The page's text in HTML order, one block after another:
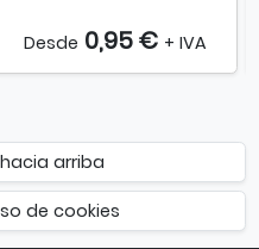
Desde 0,95 € + IVA
arriba
de cookies